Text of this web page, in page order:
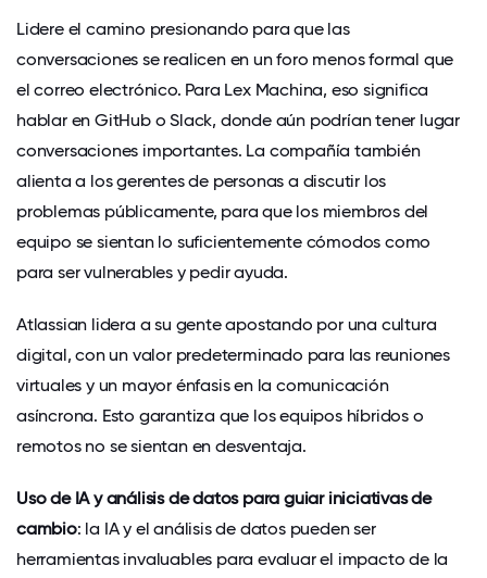
Lidere el camino presionando para que las
conversaciones se realicen en un foro menos formal que
el correo electrónico. Para Lex Machina, eso significa
hablar en GitHub o Slack, donde aún podrían tener lugar
conversaciones importantes. La compañía también
alienta a los gerentes de personas a discutir los
problemas públicamente, para que los miembros del
equipo se sientan lo suficientemente cómodos como
para ser vulnerables y pedir ayuda.
Atlassian lidera a su gente apostando por una cultura
digital, con un valor predeterminado para las reuniones
virtuales y un mayor énfasis en la comunicación
asíncrona. Esto garantiza que los equipos híbridos o
remotos no se sientan en desventaja.
Uso de IA y análisis de datos para guiar iniciativas de
cambio: la IA y el análisis de datos pueden ser
herramientas invaluables para evaluar el impacto de la